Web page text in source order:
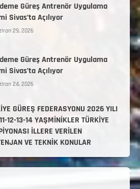
Güreş Antrenör Uygulama
Sivas’ta Açılıyor
29, 2026
Güreş Antrenör Uygulama
Sivas’ta Açılıyor
24, 2026
GÜREŞ FEDERASYONU 2026 YILI
12-13-14 YAŞMİNİKLER TÜRKİYE
İLLERE VERİLEN
VE TEKNİK KONULAR
12, 2026